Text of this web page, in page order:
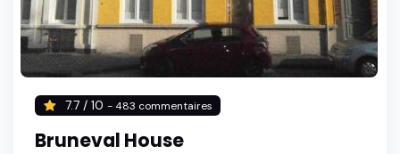
7.7 / 10 - 483 commentaires
Bruneval House